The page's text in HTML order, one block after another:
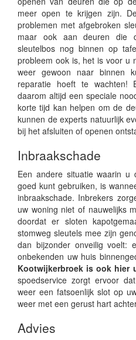
meer open te krijgen zijn.
problemen met afgebroken
maar ook aan deuren die
sleutelbos nog binnen op
probleem ook is, het is voor u
weer gewoon naar binnen
reparatie hoeft te wachten!
daarom altijd een speciale
korte tijd kan helpen om de
kunnen de experts natuurlijk
bij het afsluiten of openen
Inbraakschade
Een andere situatie waarin u
goed kunt gebruiken, is
inbraakschade. Inbrekers
uw woning niet of nauwelijks
doordat er sloten
stomweg sleutels mee zijn
dan bijzonder onveilig voelt:
onbekenden uw huis
Kootwijkerbroek is ook hier
spoedservice zorgt ervoor
weer een fatsoenlijk slot op
weer met een gerust hart
Advies